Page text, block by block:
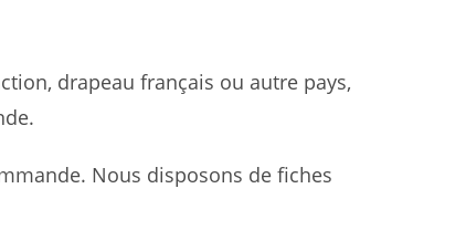
drapeau français ou autre pays,
Nous disposons de fiches